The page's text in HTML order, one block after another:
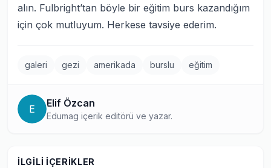
alın. Fulbright’tan böyle bir eğitim burs kazandığım
için çok mutluyum. Herkese tavsiye ederim.
galeri gezi amerikada burslu eğitim
E Elif Özcan
Edumag içerik editörü ve yazar.
İLGILI İÇERIKLER